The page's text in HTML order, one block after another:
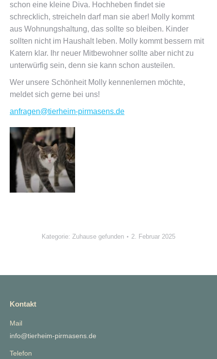
schon eine kleine Diva. Hochheben findet sie
schrecklich, streicheln darf man sie aber! Molly kommt
aus Wohnungshaltung, das sollte so bleiben. Kinder
sollten nicht im Haushalt leben. Molly kommt bessern mit
Katern klar. Ihr neuer Mitbewohner sollte aber nicht zu
unterwürfig sein, denn sie kann schon austeilen.
Wer unsere Schönheit Molly kennenlernen möchte,
meldet sich gerne bei uns!
anfragen@tierheim-pirmasens.de
Kategorie: Zuhause gefunden 2. Februar 2025
Kontakt
Mail
info@tierheim-pirmasens.de
Telefon